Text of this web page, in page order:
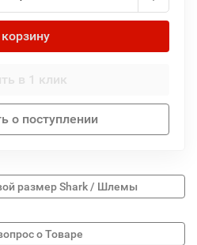
в 1 клик
о поступлении
размер Shark / Шлемы